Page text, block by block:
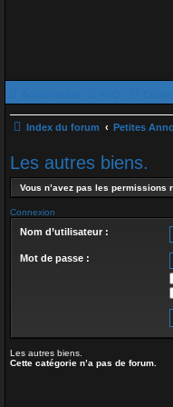
Index du forum Petites
Les autres biens.
Vous n’avez pas les permissions
Connexion
Nom d’utilisateur :
Mot de passe :
Les autres biens.
Cette catégorie n’a pas de forum.